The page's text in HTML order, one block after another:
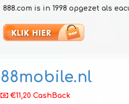
888.com is in 1998 opgezet als
88mobile.nl
€11,20 CashBack